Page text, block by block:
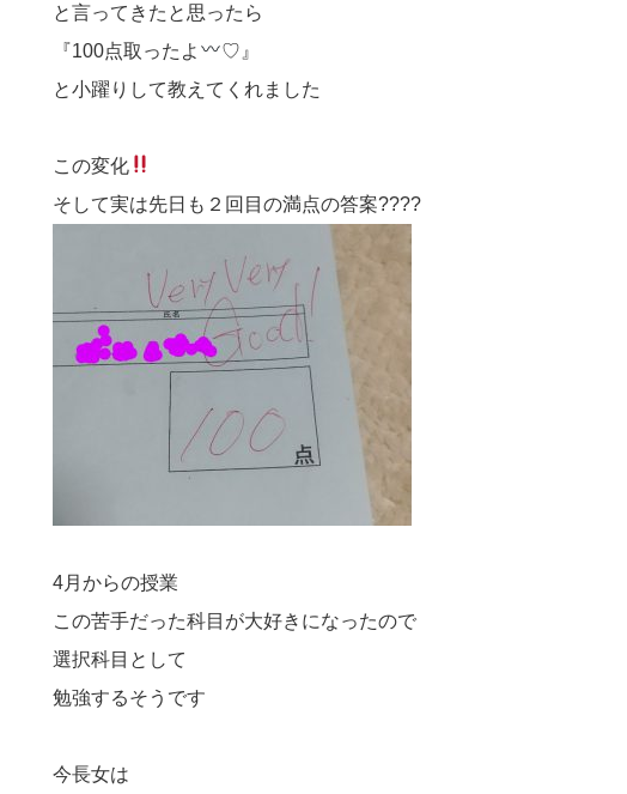
と言ってきたと思ったら
『100点取ったよ
♡』
と小躍りして教えてくれました
この変化
そして実は先日も２回目の満点の答案????
4月からの授業
この苦手だった科目が大好きになったので
選択科目として
勉強するそうです
今長女は